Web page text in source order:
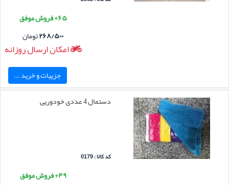
۶۵+ فروش موفق
۲۶۸/۵۰۰تومان
امکان ارسال روزانه
جزییات و خرید ...
دستمال 4 عددی خودوریی
کد کالا : 0179
۴۹+ فروش موفق